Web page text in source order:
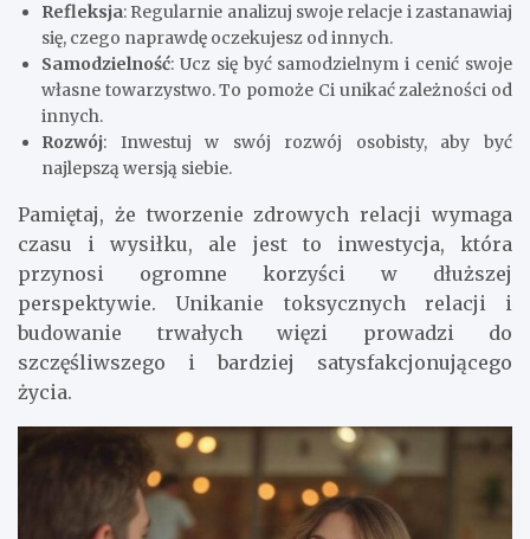
Refleksja: Regularnie analizuj swoje relacje i zastanawiaj
się, czego naprawdę oczekujesz od innych.
Samodzielność: Ucz się być samodzielnym i cenić swoje
własne towarzystwo. To pomoże Ci unikać zależności od
innych.
Rozwój: Inwestuj w swój rozwój osobisty, aby być
najlepszą wersją siebie.
Pamiętaj, że tworzenie zdrowych relacji wymaga
czasu i wysiłku, ale jest to inwestycja, która
przynosi ogromne korzyści w dłuższej
perspektywie. Unikanie toksycznych relacji i
budowanie trwałych więzi prowadzi do
szczęśliwszego i bardziej satysfakcjonującego
życia.